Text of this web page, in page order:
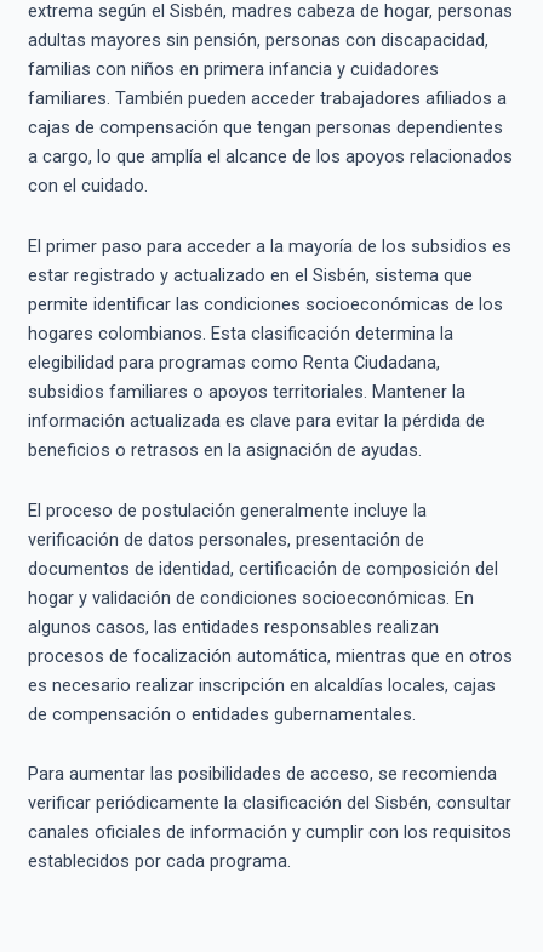
extrema según el Sisbén, madres cabeza de hogar, personas
adultas mayores sin pensión, personas con discapacidad,
familias con niños en primera infancia y cuidadores
familiares. También pueden acceder trabajadores afiliados a
cajas de compensación que tengan personas dependientes
a cargo, lo que amplía el alcance de los apoyos relacionados
con el cuidado.
El primer paso para acceder a la mayoría de los subsidios es
estar registrado y actualizado en el Sisbén, sistema que
permite identificar las condiciones socioeconómicas de los
hogares colombianos. Esta clasificación determina la
elegibilidad para programas como Renta Ciudadana,
subsidios familiares o apoyos territoriales. Mantener la
información actualizada es clave para evitar la pérdida de
beneficios o retrasos en la asignación de ayudas.
El proceso de postulación generalmente incluye la
verificación de datos personales, presentación de
documentos de identidad, certificación de composición del
hogar y validación de condiciones socioeconómicas. En
algunos casos, las entidades responsables realizan
procesos de focalización automática, mientras que en otros
es necesario realizar inscripción en alcaldías locales, cajas
de compensación o entidades gubernamentales.
Para aumentar las posibilidades de acceso, se recomienda
verificar periódicamente la clasificación del Sisbén, consultar
canales oficiales de información y cumplir con los requisitos
establecidos por cada programa.